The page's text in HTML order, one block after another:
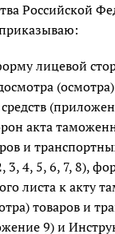
Российской
лицевой
акта
и
3, 4, 5, 6, 7, 8),
листа к акту
товаров и
9) и